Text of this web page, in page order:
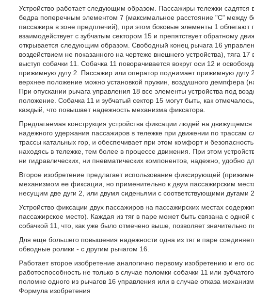
Устройство работает следующим образом. Пассажиры тележки
бедра поперечным элементом 7 (максимальное расстояние "C" между
пассажира в зоне предплечий), при этом боковые элементы 1 облегают
взаимодействует с зубчатым сектором 15 и препятствует обратному
открывается следующим образом. Свободный конец рычага 16
воздействием не показанного на чертеже внешнего устройства), тяга
выступ собачки 11. Собачка 11 поворачивается вокруг оси 12 и
прижимную дугу 2. Пассажир или оператор поднимает прижимную дугу
верхнее положение можно установкой пружин, воздушного демпфера
При опускании рычага управления 18 все элементы устройства под
положение. Собачка 11 и зубчатый сектор 15 могут быть, как
каждый, что повышает надежность механизма фиксатора.
Предлагаемая конструкция устройства фиксации людей на
надежного удержания пассажиров в тележке при движении по трассам
трассы катальных гор, и обеспечивает при этом комфорт и
находясь в тележке, тем более в процессе движения. При этом
ни гидравлических, ни пневматических компонентов, надежно, удобно
Второе изобретение предлагает использование фиксирующей
механизмом ее фиксации, но применительно к двум пассажирским
несущим две дуги 2, или двумя сиденьями с соответствующими дугами 2.
Устройство фиксации двух пассажиров на пассажирских местах
пассажирское место). Каждая из тяг в паре может быть связана с
собачкой 11, что, как уже было отмечено выше, позволяет значительно
Для еще большего повышения надежности одна из тяг в паре
обводные ролики - с другим рычагом 16.
Работает второе изобретение аналогично первому изобретению и его
работоспособность не только в случае поломки собачки 11 или
поломке одного из рычагов 16 управления или в случае отказа
Формула изобретения